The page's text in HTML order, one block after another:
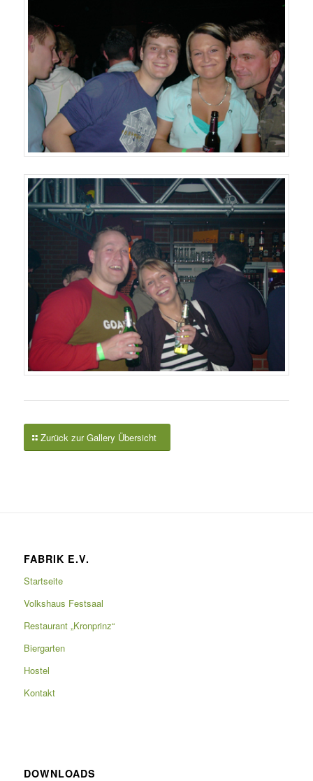
Zurück zur Gallery Übersicht
FABRIK E.V.
Startseite
Volkshaus Festsaal
Restaurant „Kronprinz“
Biergarten
Hostel
Kontakt
DOWNLOADS